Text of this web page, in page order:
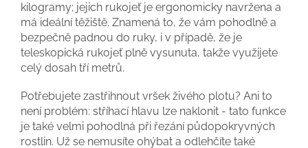
kilogramy; jejich rukojeť je ergonomicky navržena a
má ideální těžiště. Znamená to, že vám pohodlně a
bezpečně padnou do ruky, i v případě, že je
teleskopická rukojeť plně vysunuta, takže využijete
celý dosah tří metrů.
Potřebujete zastřihnout vršek živého plotu? Ani to
není problém: stříhací hlavu lze naklonit - tato funkce
je také velmi pohodlná při řezání půdopokryvných
rostlin. Už se nemusíte ohýbat a odlehčíte také